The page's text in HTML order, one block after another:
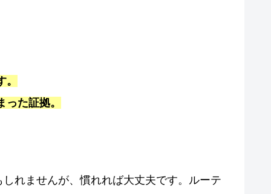
た証拠。
れませんが、慣れれば大丈夫です。ルーテ